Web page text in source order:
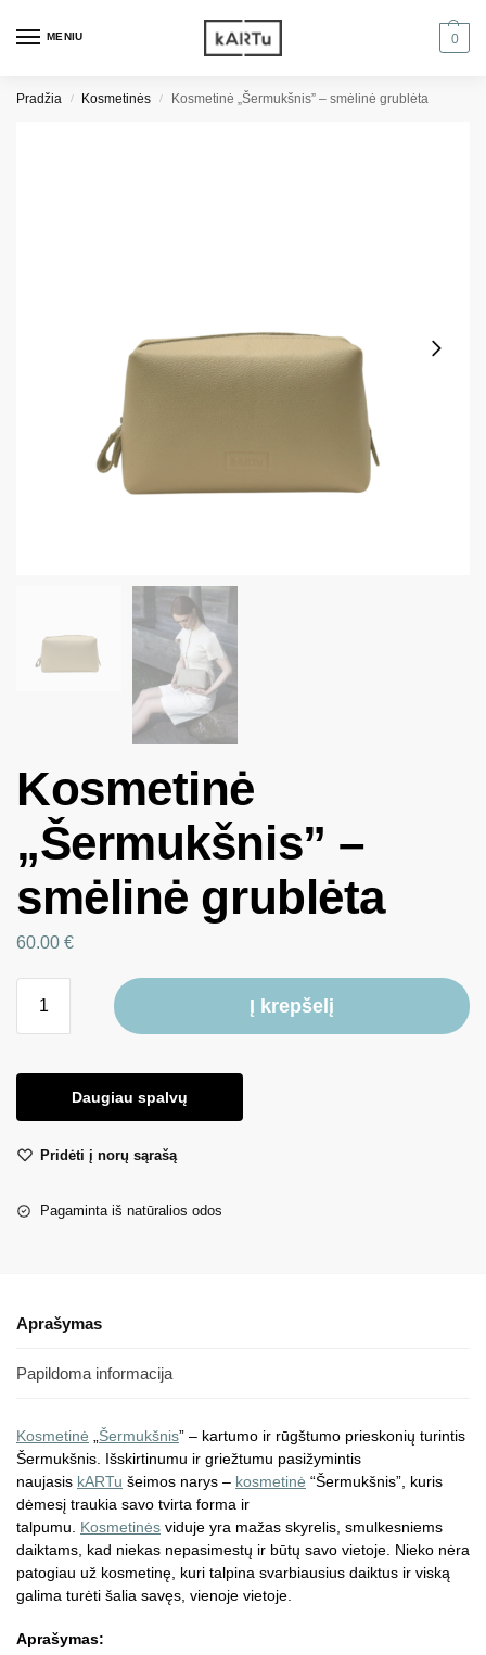
MENIU 0
Pradžia / Kosmetinės / Kosmetinė „Šermukšnis” – smėlinė grublėta
Kosmetinė
„Šermukšnis” –
smėlinė grublėta
60.00 €
Į krepšelį
Daugiau spalvų
Pridėti į norų sąrašą
Pagaminta iš natūralios odos
Aprašymas
Papildoma informacija
Kosmetinė Šermukšnis” – kartumo ir rūgštumo prieskonių turintis
Šermukšnis. Išskirtinumu ir griežtumu pasižymintis
naujasis kARTu šeimos narys – kosmetinė “Šermukšnis”, kuris
dėmesį traukia savo tvirta forma ir
talpumu. Kosmetinės viduje yra mažas skyrelis, smulkesniems
daiktams, kad niekas nepasimestų ir būtų savo vietoje. Nieko nėra
patogiau už kosmetinę, kuri talpina svarbiausius daiktus ir viską
galima turėti šalia savęs, vienoje vietoje.
Aprašymas: